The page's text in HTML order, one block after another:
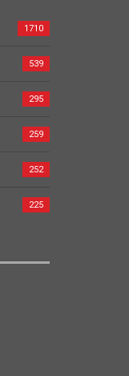
1710
539
295
259
252
225